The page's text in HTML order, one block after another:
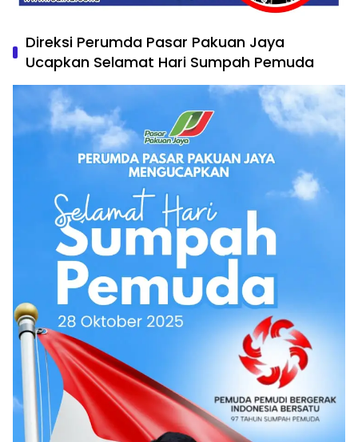
Direksi Perumda Pasar Pakuan Jaya
Ucapkan Selamat Hari Sumpah Pemuda